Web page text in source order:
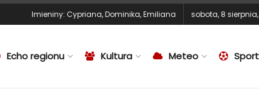
Imieniny: Cypriana,Dominika,Emiliana sobota, 8
Echo regionu Kultura Meteo Sport